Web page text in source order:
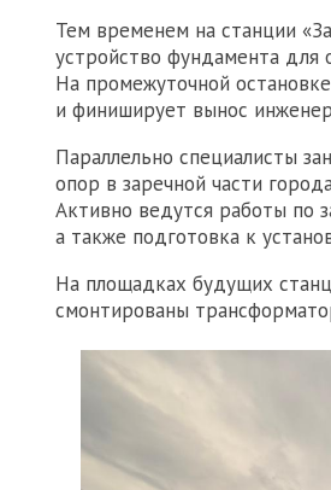
Тем временем на станции
устройство фундамента для
На промежуточной
и финиширует вынос
Параллельно специалисты
опор в заречной части
Активно ведутся работы по
а также подготовка к
На площадках будущих
смонтированы